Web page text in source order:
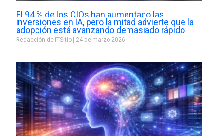
El 94 % de los CIOs han aumentado las
inversiones en IA, pero la mitad advierte que la
adopción está avanzando demasiado rápido
Redacción de ITSitio 24 de marzo 2026